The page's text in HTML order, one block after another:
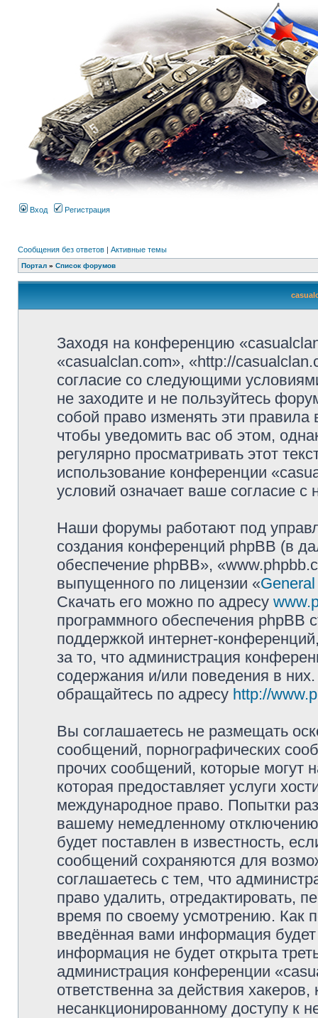
Вход Регистрация
Сообщения без ответов | Активные темы
Портал » Список форумов
Заходя на конференцию
«casualclan.com», «http://
согласие со следующими
не заходите и не пользуйтесь
собой право изменять эти
чтобы уведомить вас об этом,
регулярно просматривать этот
использование конференции
условий означает ваше согласие с
Наши форумы работают под
создания конференций phpBB (в
обеспечение phpBB»,
выпущенного по лицензии «
Скачать его можно по адресу
программного обеспечения phpBB
поддержкой интернет-
за то, что администрация
содержания и/или поведения в
обращайтесь по адресу http://
Вы соглашаетесь не размещать
сообщений, порнографических
прочих сообщений, которые могут
которая предоставляет услуги
международное право. Попытки
вашему немедленному
будет поставлен в известность,
сообщений сохраняются для
соглашаетесь с тем, что
право удалить, отредактировать,
время по своему усмотрению. Как
введённая вами информация
информация не будет открыта
администрация конференции
ответственна за действия
несанкционированному доступу к